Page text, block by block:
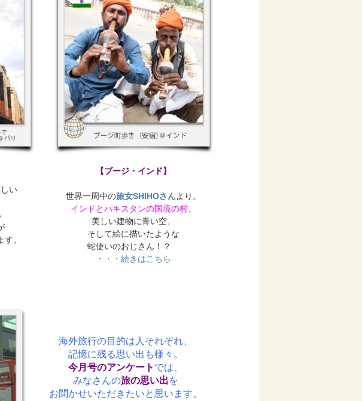
い
。
【ブージ・インド】
世界一周中の旅女SHIHOさんより。
インドとパキスタンの国境の村、
美しい建物に青い空、
そして絵に描いたような
蛇使いのおじさん！？
・・・続きはこちら
海外旅行の目的は人それぞれ、
記憶に残る思い出も様々。
今月号のアンケート では、
みなさんの旅の思い出を
お聞かせいただきたいと思います。